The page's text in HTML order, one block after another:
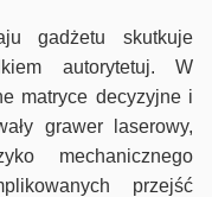
gadżetu skutkuje
autorytetuj. W
matryce decyzyjne i
grawer laserowy,
mechanicznego
przejść